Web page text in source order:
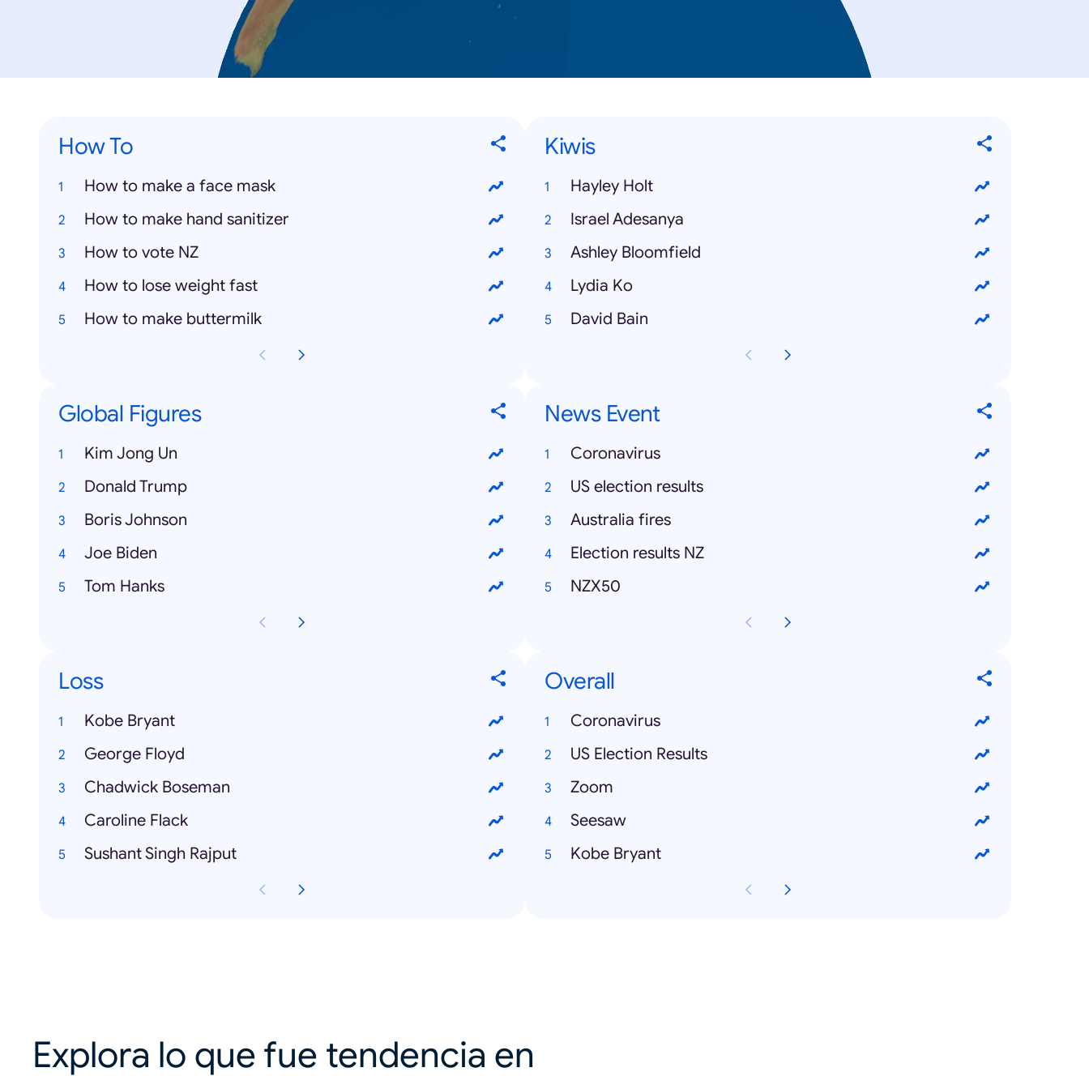
How To
How to make a face mask
How to make hand sanitizer
How to vote NZ
How to lose weight fast
How to make buttermilk
Kiwis
Hayley Holt
Israel Adesanya
Ashley Bloomfield
Lydia Ko
David Bain
Global Figures
Kim Jong Un
Donald Trump
Boris Johnson
Joe Biden
Tom Hanks
News Event
Coronavirus
US election results
Australia fires
Election results NZ
NZX50
Loss
Kobe Bryant
George Floyd
Chadwick Boseman
Caroline Flack
Sushant Singh Rajput
Overall
Coronavirus
US Election Results
Zoom
Seesaw
Kobe Bryant
Explora lo que fue tendencia en